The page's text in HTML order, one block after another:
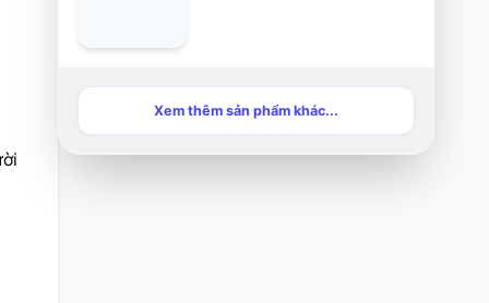
Xem thêm sản phẩm khác...